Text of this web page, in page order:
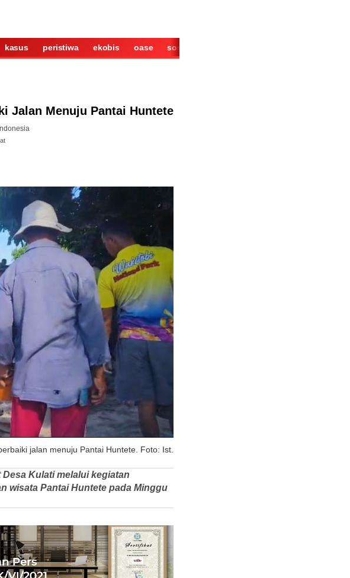
kasus peristiwa ekobis oase sosok
Jalan Menuju Pantai Huntete
jalan menuju Pantai Huntete. Foto: Ist.
Kulati melalui kegiatan
wisata Pantai Huntete pada Minggu